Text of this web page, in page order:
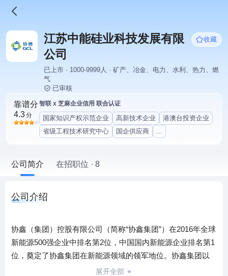
江苏中能硅业科技发展有限
公司
收藏
已上市 · 1000-9999人 · 矿产、冶金、电力、水利、热力、燃
气
已审核
靠谱分
4.3分
智联 x 芝麻企业信用 联合认证
国家知识产权示范企业 高新技术企业
港澳台投资企业
省级工程技术研究中心
国企供应商 ...
公司简介 在招职位 · 8
公司介绍
协鑫（集团）控股有限公司（简称“协鑫集团”）在2016年全球
新能源500强企业中排名第2位，中国国内新能源企业排名第1
位，奠定了协鑫集团在新能源领域的领军地位。协鑫集团以
清洁能源、新能源及相关产业为主的国际化综合性能源集
展开全部